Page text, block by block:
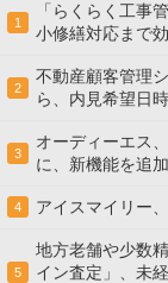
1
「らくらく工事
小修繕対応まで
2
不動産顧客管理
ら、内見希望日
3
オーディーエス
に、新機能を追加
4 アイスマイリー
5
地方老舗や少数
イン査定」、未